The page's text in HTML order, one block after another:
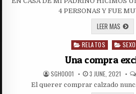
4 PERSONAS Y FUE
LEER MASNUNCA
PENSE
DE
GENTE
Posted
in
RELATOS
Una compra
AUTHOR:
SGH0001 PUBLISHED
DATE:
3 JUNE, 2021
El querer comprar calzado